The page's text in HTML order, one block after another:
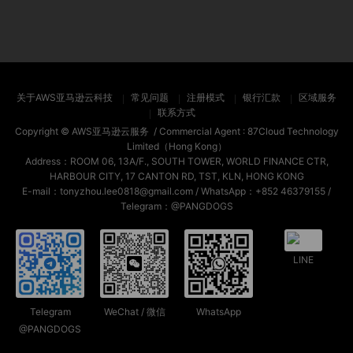
关于AWS亚马逊云科技 常见问题 注册模式 银行汇款
区域服务
联系方式
Copyright © AWS亚马逊云服务 / Commercial Agent : 87Cloud Technology
Limited（Hong Kong）
Address：ROOM 06, 13A/F., SOUTH TOWER, WORLD FINANCE CTR,
HARBOUR CITY, 17 CANTON RD, TST, KLN, HONG KONG
E-mail：tonyzhou.lee0818@gmail.com / WhatsApp：+852 46379155 /
Telegram：@PANGDOGS
Telegram
@PANGDOGS
WeChat / 微信 WhatsApp
LINE